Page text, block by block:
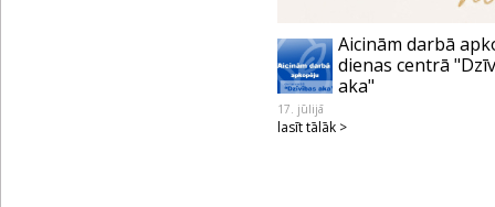
Aicinām darbā
dienas centrā
aka"
17. jūlijā
lasīt tālāk >